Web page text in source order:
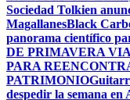
Sociedad Tolkien
MagallanesBlack
panorama científico
DE PRIMAVERA
PARA
PATRIMONIO
despedir la semana en